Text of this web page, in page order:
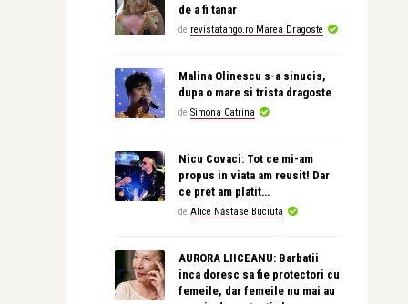
de a fi tanar
de revistatango.ro Marea Dragoste
Malina Olinescu s-a sinucis,
dupa o mare si trista dragoste
de Simona Catrina
Nicu Covaci: Tot ce mi-am
propus in viata am reusit! Dar
ce pret am platit…
de Alice Năstase Buciuta
AURORA LIICEANU: Barbatii
inca doresc sa fie protectori cu
femeile, dar femeile nu mai au